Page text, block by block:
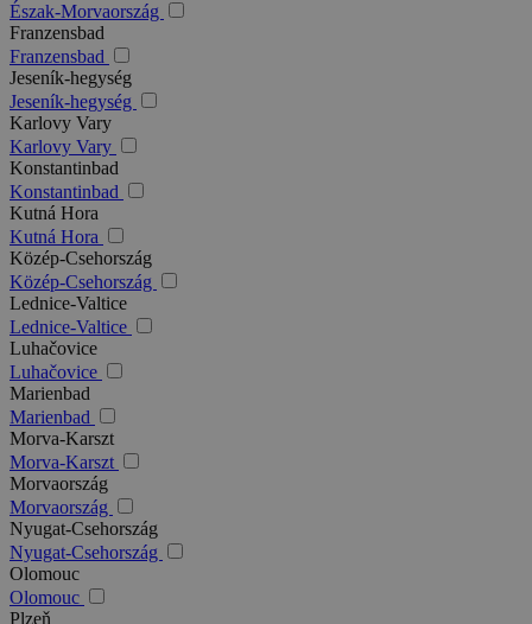
Észak-Morvaország
Franzensbad
Franzensbad
Jeseník-hegység
Jeseník-hegység
Karlovy Vary
Karlovy Vary
Konstantinbad
Konstantinbad
Kutná Hora
Kutná Hora
Közép-Csehország
Közép-Csehország
Lednice-Valtice
Lednice-Valtice
Luhačovice
Luhačovice
Marienbad
Marienbad
Morva-Karszt
Morva-Karszt
Morvaország
Morvaország
Nyugat-Csehország
Nyugat-Csehország
Olomouc
Olomouc
Plzeň